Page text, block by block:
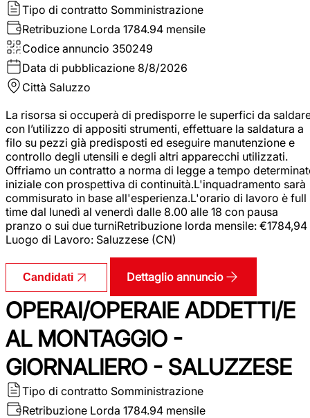
Tipo di contratto Somministrazione
Retribuzione Lorda 1784.94 mensile
Codice annuncio 350249
Data di pubblicazione 8/8/2026
Città Saluzzo
La risorsa si occuperà di predisporre le superfici da
con l’utilizzo di appositi strumenti, effettuare la saldatura a
filo su pezzi già predisposti ed eseguire manutenzione e
controllo degli utensili e degli altri apparecchi utilizzati.
Offriamo un contratto a norma di legge a tempo
iniziale con prospettiva di continuità.L'inquadramento sarà
commisurato in base all'esperienza.L'orario di lavoro è full
time dal lunedì al venerdì dalle 8.00 alle 18 con pausa
pranzo o sui due turniRetribuzione lorda mensile: €1784,94
Luogo di Lavoro: Saluzzese (CN)
Candidati Dettaglio annuncio
OPERAI/OPERAIE ADDETTI/E
AL MONTAGGIO -
GIORNALIERO - SALUZZESE
Tipo di contratto Somministrazione
Retribuzione Lorda 1784.94 mensile